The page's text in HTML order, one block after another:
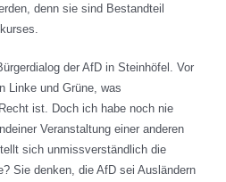
denn sie sind Bestandteil
der AfD in Steinhöfel. Vor
Linke und Grüne, was
ist. Doch ich habe noch nie
Veranstaltung einer anderen
sich unmissverständlich die
Sie denken, die AfD sei Ausländern